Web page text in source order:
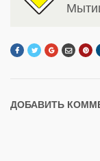
ДОБАВИТЬ